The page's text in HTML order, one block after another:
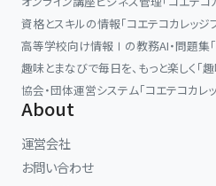
資格とスキルの情報「コエテコカレッジ
高等学校向け情報Ⅰの教務AI・問題集
趣味とまなびで毎日を、もっと楽しく「
協会・団体運営システム「コエテコカレ
About
運営会社
お問い合わせ